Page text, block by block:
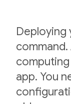
Deploying
app. You